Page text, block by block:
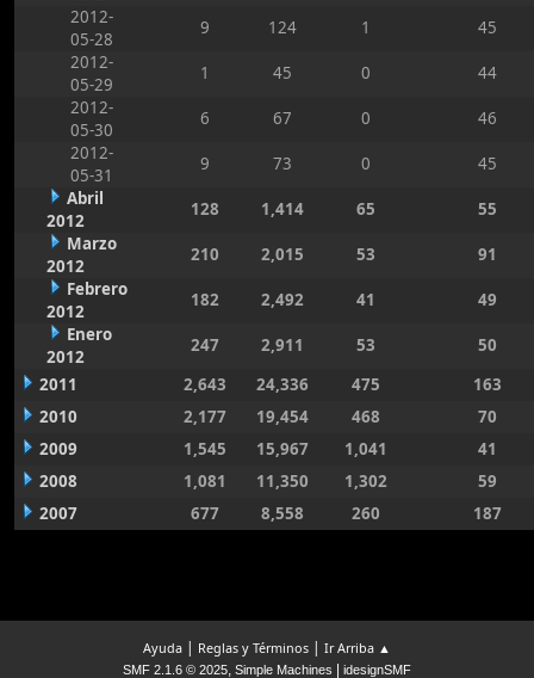
2012-
05-28
9 124 1
45
2012-
05-29
1 45 0
44
2012-
05-30
6 67 0
46
2012-
05-31
9 73 0
45
Abril
2012
128 1,414 65
55
Marzo
2012
210 2,015 53
91
Febrero
2012
182 2,492 41
49
Enero
2012
247 2,911 53
50
2011
2,643 24,336 475
163
2010
2,177 19,454 468
70
2009
1,545 15,967 1,041
41
2008
1,081 11,350 1,302
59
2007
677 8,558 260 187
Ayuda | Reglas y Términos | Ir Arriba ▲
SMF 2.1.6 © 2025, Simple Machines idesignSMF